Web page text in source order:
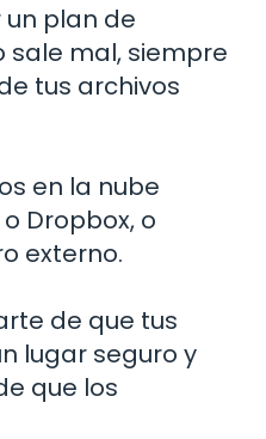
un plan de
sale mal, siempre
tus archivos
en la nube
Dropbox, o
externo.
de que tus
lugar seguro y
que los